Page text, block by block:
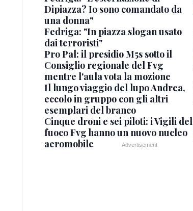
Dipiazza? Io sono comandato da
una donna"
Fedriga: "In piazza slogan usato
dai terroristi"
Pro Pal: il presidio M5s sotto il
Consiglio regionale del Fvg
mentre l'aula vota la mozione
Il lungo viaggio del lupo Andrea,
eccolo in gruppo con gli altri
esemplari del branco
Cinque droni e sei piloti: i Vigili del
fuoco Fvg hanno un nuovo nucleo
aeromobile